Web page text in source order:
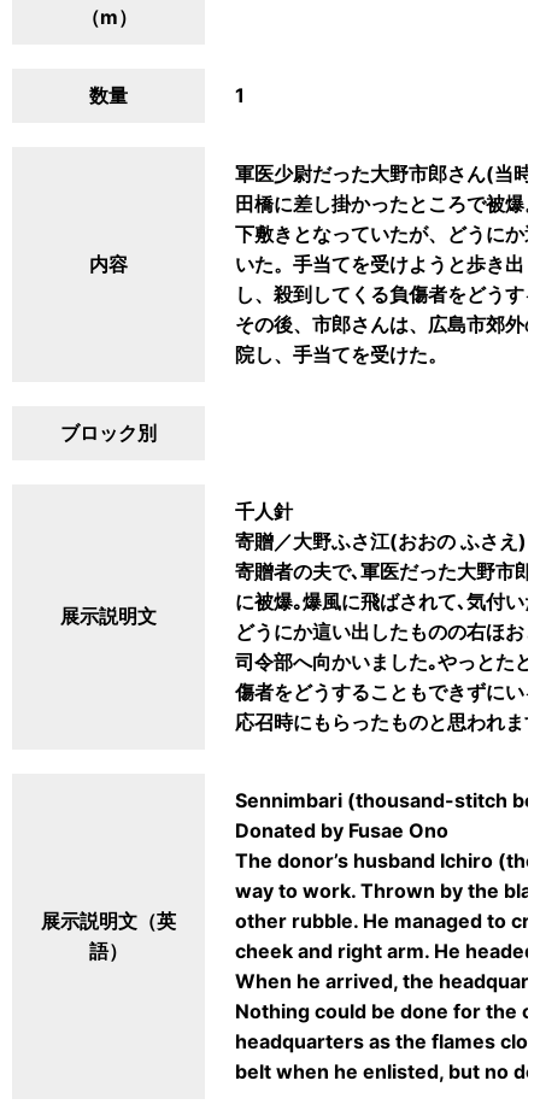
（m）
数量 1
内容
軍医少尉だった大野市郎さん(当
田橋に差し掛かったところで被爆
下敷きとなっていたが、どうにか
いた。手当てを受けようと歩き出
し、殺到してくる負傷者をどうす
その後、市郎さんは、広島市郊外
院し、手当てを受けた。
ブロック別
展示説明文
千人針
寄贈／大野ふさ江(おおの ふさえ)
寄贈者の夫で､軍医だった大野市
に被爆｡爆風に飛ばされて､気付い
どうにか這い出したものの右ほお
司令部へ向かいました｡やっとた
傷者をどうすることもできずにい
応召時にもらったものと思われま
展示説明文（英
語）
Sennimbari (thousand-stitch
Donated by Fusae Ono
The donor’s husband Ichiro
way to work. Thrown by the
other rubble. He managed to
cheek and right arm. He
When he arrived, the
Nothing could be done for the
headquarters as the flames
belt when he enlisted, but no